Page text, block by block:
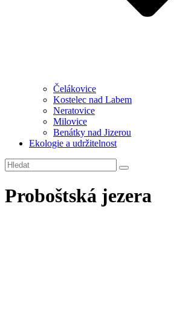
Čelákovice
Kostelec nad Labem
Neratovice
Milovice
Benátky nad Jizerou
Ekologie a udržitelnost
Proboštská jezera